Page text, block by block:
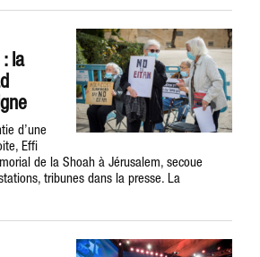
la
d’une
Effi
de la Shoah à Jérusalem, secoue
tribunes dans la presse. La